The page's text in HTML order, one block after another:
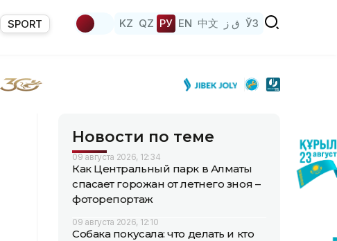
SPORT KZ QZ РУ EN 中文 ق ز ЎЗ
Новости по теме
09 августа 2026, 12:34
Как Центральный парк в Алматы
спасает горожан от летнего зноя –
фоторепортаж
09 августа 2026, 12:10
Собака покусала: что делать и кто